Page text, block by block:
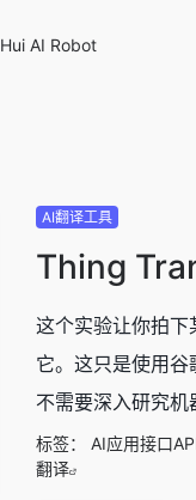
Hui AI Robot
AI翻译工具
Thing
这个实验让你拍
它。这只是使用
不需要深入研究机
标签： AI应用接口
翻译